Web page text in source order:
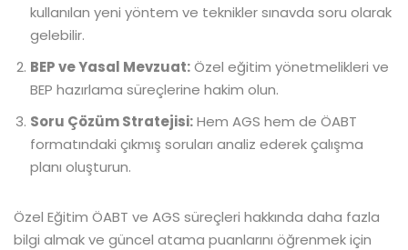
kullanılan yeni yöntem ve teknikler sınavda soru olarak
gelebilir.
BEP ve Yasal Mevzuat:Özel eğitim yönetmelikleri ve
BEP hazırlama süreçlerine hakim olun.
Soru Çözüm Stratejisi:Hem AGS hem de ÖABT
formatındaki çıkmış soruları analiz ederek çalışma
planı oluşturun.
Özel Eğitim ÖABT ve AGS süreçleri hakkında daha fazla
bilgi almak ve güncel atama puanlarını öğrenmek için